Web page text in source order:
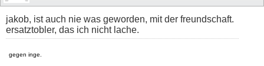
jakob, ist auch nie was geworden, mit der freundschaft.
ersatztobler, das ich nicht lache.
gegen inge.